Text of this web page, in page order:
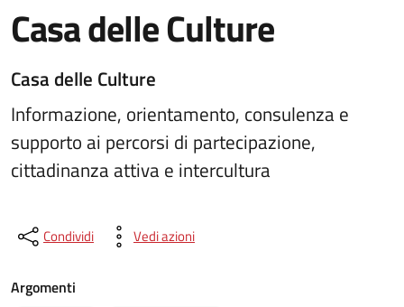
Casa delle Culture
Casa delle Culture
Informazione, orientamento, consulenza e
supporto ai percorsi di partecipazione,
cittadinanza attiva e intercultura
Condividi Vedi azioni
Argomenti